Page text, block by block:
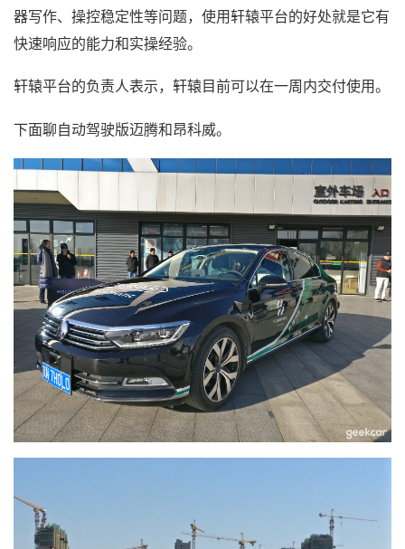
器写作、操控稳定性等问题，使用轩辕平台的好处就是它有
快速响应的能力和实操经验。
轩辕平台的负责人表示，轩辕目前可以在一周内交付使用。
下面聊自动驾驶版迈腾和昂科威。